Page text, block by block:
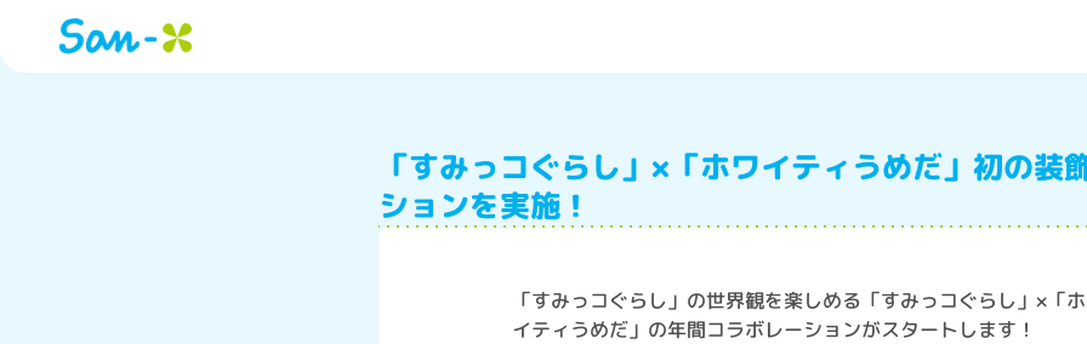
「すみっコぐらし」×「ホワイティうめだ」初の装
ションを実施！
「すみっコぐらし」の世界観を楽しめる「すみっコぐらし」×「
イティうめだ」の年間コラボレーションがスタートします！